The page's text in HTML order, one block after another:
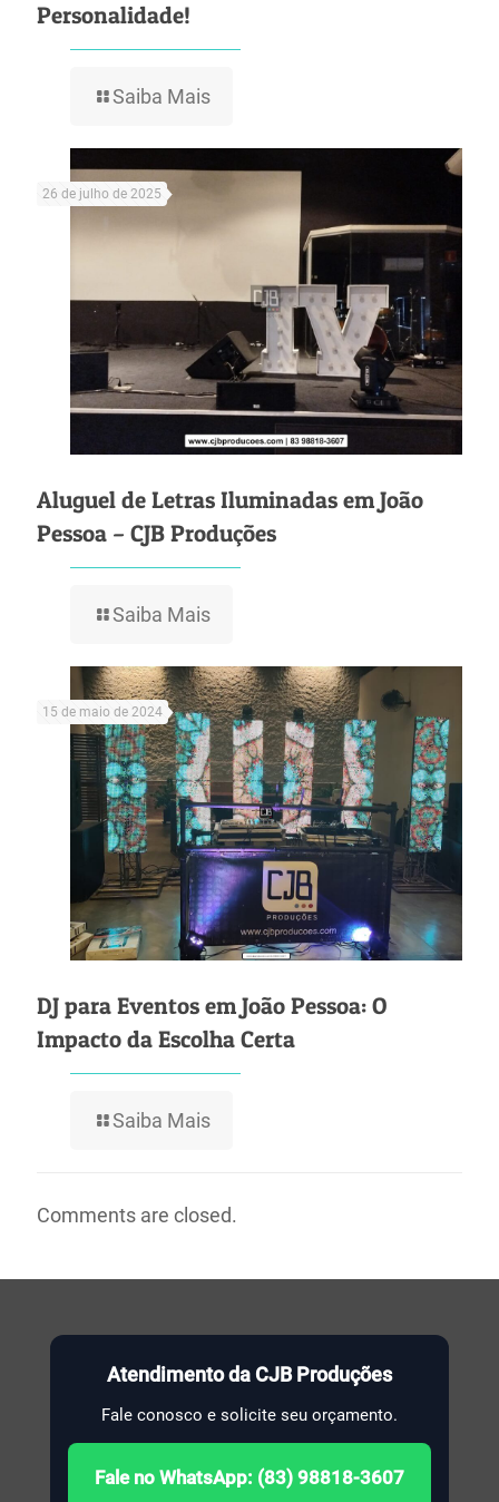
Personalidade!
Saiba Mais
26 de julho de 2025
Aluguel de Letras Iluminadas em João
Pessoa – CJB Produções
Saiba Mais
15 de maio de 2024
DJ para Eventos em João Pessoa: O
Impacto da Escolha Certa
Saiba Mais
Comments are closed.
Atendimento da CJB Produções
Fale conosco e solicite seu orçamento.
Fale no WhatsApp: (83) 98818-3607